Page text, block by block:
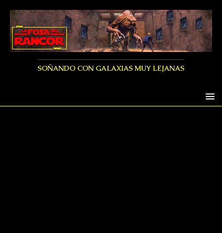
SOÑANDO CON GALAXIAS MUY LEJANAS